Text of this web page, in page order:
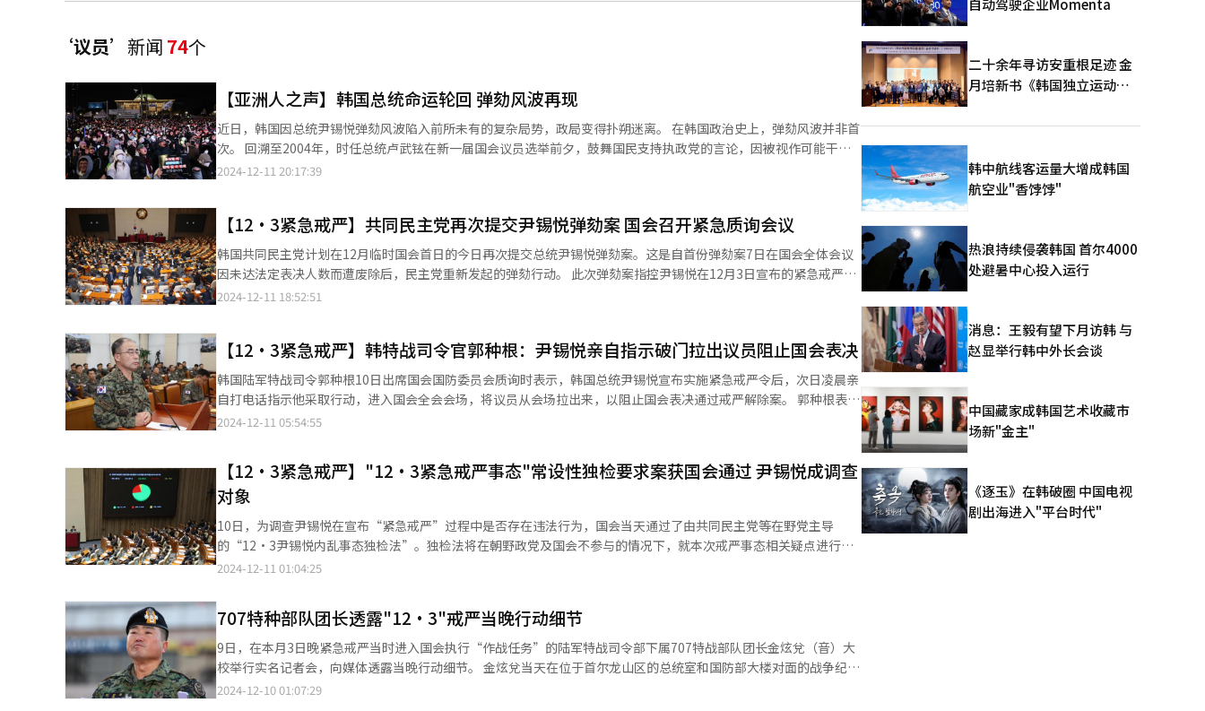
‘议员’ 新闻 74个
【亚洲人之声】韩国总统命运轮回 弹劾风波再现
近日，韩国因总统尹锡悦弹劾风波陷入前所未有的复杂局势，政局变得扑朔迷离。 在韩国政治史上，弹劾风波并非首
次。 回溯至2004年，时任总统卢武铉在新一届国会议员选举前夕，鼓舞国民支持执政党的言论，因被视作可能干预
选举公正性而引发广泛争议。在野党以总统违背政治中立原则，影响选举结果等为由，将弹劾之箭搭在了弦上。国宪
终遭到国会弹劾。韩国宪法法院作出裁决确认弹劾案成立， 朴槿惠被判处20年有期徒刑，成为韩国历史上首位被成
功弹劾下台的总统。然而，出于人道考虑，朴槿惠后因健康原因于2021年12月获得特赦。 而如今，尹锡悦于12月3
日深夜突然宣布实施“紧急戒严”， 让韩国政坛和社会措手不及。韩国六大在野党以内乱罪联合提起尹锡悦弹劾案，
督促尹锡悦下台。弹劾案指出，尹锡悦宣布的紧急戒严令没有满足宪法和相关法律所规定的应实施戒严所需的任何条
件，严重违反了宪法精神、法律条文以及国民主权与权力分立的基本原则。 当前，尹锡悦的政治处境可谓四面楚歌，
不懈斗争，终于实现了由国民直接选举总统的民主制度。然而，尹锡悦的独断专行与民意的渐行渐远，引发无数国民
反感。 笔者不禁期盼，韩国政局能够如谚语“岁月是良药”一样，随着时间的流逝，韩国政局能够尽快回归稳定，重
新踏上和谐发展的道路。
2024-12-11 20:17:39
【12·3紧急戒严】共同民主党再次提交尹锡悦弹劾案 国会召开紧急质询会议
韩国共同民主党计划在12月临时国会首日的今日再次提交总统尹锡悦弹劾案。这是自首份弹劾案7日在国会全体会议
因未达法定表决人数而遭废除后，民主党重新发起的弹劾行动。 此次弹劾案指控尹锡悦在12月3日宣布的紧急戒严令
中，违反国民主权原则、权力分立原则以及相关宪法和法律。此外，民主党正在研究后续追加内容，指控尹锡悦直接
急质询会议，围绕“12·3紧急戒严事态”进行讨论。 在野党要求国务总理韩德洙、副总理兼企划财政部长官崔相
穆、副总理兼教育部长官李周浩、法务部长官朴性载、外交部长官赵兑烈、保健福祉部长官曹圭鸿、雇佣劳动部长官
金文洙、中央选举管理委员会委员长卢泰岳以及警察厅长赵志浩出席紧急质询会议。 在野党计划对以上官员进行重点
追问，内容包括戒严令审议时的国务会议情况、陆军特战司令部与首都防卫司令部投入国会行动的背景，以及戒严部
队限制中央选举管理委员会办公场所出入并拍摄服务器机房的相关经过。 此外，法制司法委员会还计划针对法务部长
案因未达法定表决人数而遭废除，议员们纷纷离场。 【图片来源 韩联社】
2024-12-11 18:52:51
【12·3紧急戒严】韩特战司令官郭种根：尹锡悦亲自指示破门拉出议员阻止国会表决
韩国陆军特战司令郭种根10日出席国会国防委员会质询时表示，韩国总统尹锡悦宣布实施紧急戒严令后，次日凌晨亲
自打电话指示他采取行动，进入国会全会会场，将议员从会场拉出来，以阻止国会表决通过戒严解除案。 郭种根表
示，他当时认为，若按照总统命令进入会场，执行任务的士兵日后恐将沦为犯罪分子，加上强制进入可能造成众人受
选举管理委员会、最大在野党共同民主党办公楼等6处。 在宣布紧急戒严令当晚，尹锡悦曾两次致电郭种根，第一次
是询问特战部队的位置，第二次是在4日凌晨，下达了“拉出国会议员”的指示。 10日，在首尔汝矣岛的国会大楼，
韩国陆军特战司令郭种根出席国会国防委员会会议。【图片提供 韩联社】
2024-12-11 05:54:55
【12·3紧急戒严】"12·3紧急戒严事态"常设性独检要求案获国会通过 尹锡悦成调查
对象
10日，为调查尹锡悦在宣布“紧急戒严”过程中是否存在违法行为，国会当天通过了由共同民主党等在野党主导
的“12·3尹锡悦内乱事态独检法”。独检法将在朝野政党及国会不参与的情况下，就本次戒严事态相关疑点进行调
查。独立检察官由法院行政处长、大韩律师协会会长、韩国法学教授协会会长各推荐一人，但最终须由总统任命其中
交涉团体各推荐一人，总统任命其中一人。金建希独检法曾在国会全会上三次获得通过，但均被尹锡悦否决，并在国
会重新表决中遭否决而作废。共同民主党计划在12日举行的国会全会上对金建希独检法进行表决。 此外，“12·3紧
急戒严事态”常设性独检调查要求案当天获国会全会通过。参与投票的287名与会议员中，210人赞成、63人反对，
另有14人弃权。执政党国民力量党以自行投票方式参与表决。 常设性独检案将尹锡悦列入调查对象，将对其宣布违
2024-12-11 01:04:25
707特种部队团长透露"12·3"戒严当晚行动细节
9日，在本月3日晚紧急戒严当时进入国会执行“作战任务”的陆军特战司令部下属707特战部队团长金炫兌（音）大
校举行实名记者会，向媒体透露当晚行动细节。 金炫兌当天在位于首尔龙山区的总统室和国防部大楼对面的战争纪念
馆前举行记者会，因特种部队涉密身份本应佩戴口罩或墨镜的金炫兌当天手举写有自己实名的名牌面对镜头。 金炫兌
2024-12-10 01:07:29
二十余年寻访安重根足迹 金
月培新书《韩国独立运动圣
版
韩中航线客运量大增成韩国
航空业"香饽饽"
热浪持续侵袭韩国 首尔4000
处避暑中心投入运行
消息：王毅有望下月访韩 与
赵显举行韩中外长会谈
中国藏家成韩国艺术收藏市
场新"金主"
《逐玉》在韩破圈 中国电视
剧出海进入"平台时代"